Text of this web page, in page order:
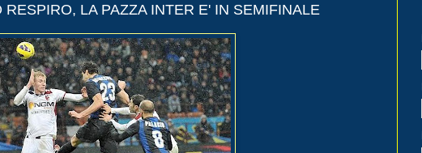
RESPIRO, LA PAZZA INTER E' IN SEMIFINALE